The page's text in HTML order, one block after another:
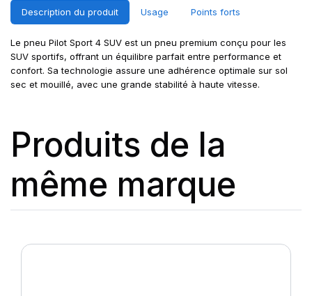
Description du produit Usage Points forts
Le pneu Pilot Sport 4 SUV est un pneu premium conçu pour les
SUV sportifs, offrant un équilibre parfait entre performance et
confort. Sa technologie assure une adhérence optimale sur sol
sec et mouillé, avec une grande stabilité à haute vitesse.
Produits de la
même marque